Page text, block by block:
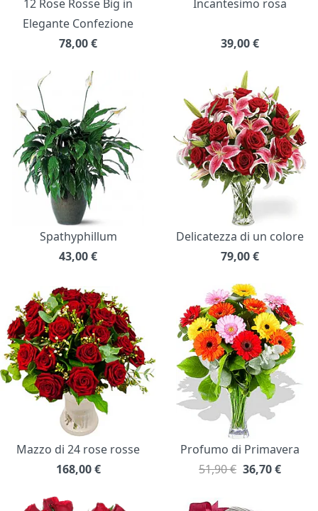
12 Rose Rosse Big in
Elegante Confezione
78,00€
Incantesimo rosa
39,00€
Spathyphillum
43,00€
Delicatezza di un colore
79,00€
Mazzo di 24 rose rosse
168,00 €
Profumo di Primavera
51,90 € 36,70€